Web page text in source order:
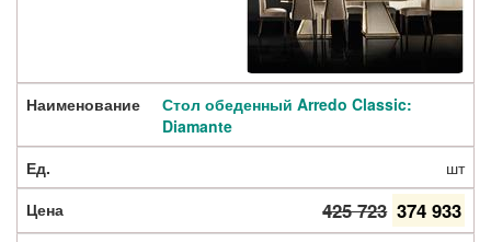
Стол обеденный Arredo Classic:
Diamante
шт
425 723 374 933